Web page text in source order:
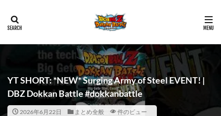
YT SHORT: *NEW* Surging Army of Steel EVENT! |
DBZ Dokkan Battle #dokkanbattle
2026年6月22日 まとめ全般 件のビュー